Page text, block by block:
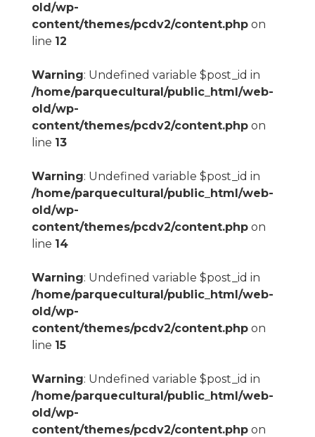
old/wp-
content/themes/pcdv2/content.phpon
line 12
Warning: Undefined variable $post_id in
/home/parquecultural/public_html/web-
old/wp-
content/themes/pcdv2/content.phpon
line 13
Warning: Undefined variable $post_id in
/home/parquecultural/public_html/web-
old/wp-
content/themes/pcdv2/content.phpon
line 14
Warning: Undefined variable $post_id in
/home/parquecultural/public_html/web-
old/wp-
content/themes/pcdv2/content.phpon
line 15
Warning: Undefined variable $post_id in
/home/parquecultural/public_html/web-
old/wp-
content/themes/pcdv2/content.phpon